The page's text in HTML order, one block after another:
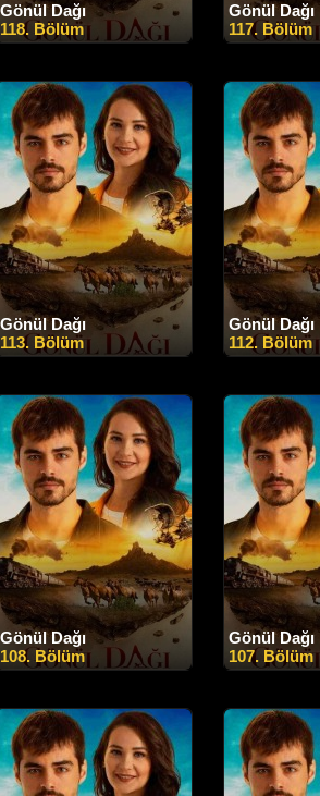
Gönül Dağı
118. Bölüm
Gönül Dağı
117. Bölüm
Gönül Dağı
113. Bölüm
Gönül Dağı
112. Bölüm
Gönül Dağı
108. Bölüm
Gönül Dağı
107. Bölüm